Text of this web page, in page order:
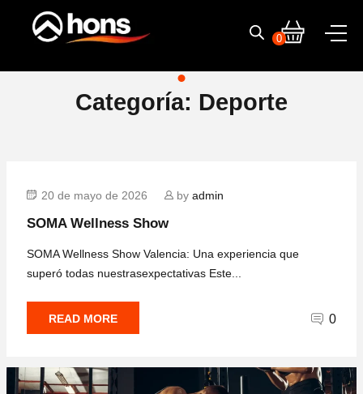
0
Categoría: Deporte
20 de mayo de 2026 by admin
SOMA Wellness Show
SOMA Wellness Show Valencia: Una experiencia que
superó todas nuestrasexpectativas Este...
READ MORE 0